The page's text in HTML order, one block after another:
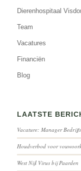
Dierenhospitaal
Team
Vacatures
Financiën
Blog
LAATSTE
Vacature: Manager
Houdverbod voor
West Nijl Virus bij Paarden